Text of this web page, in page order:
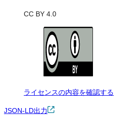
CC BY 4.0
ライセンスの内容を確認する
JSON-LD出力